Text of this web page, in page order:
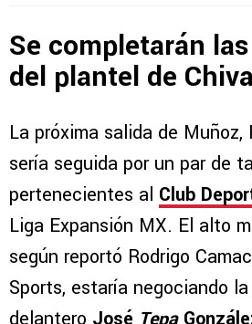
Se completarán
del plantel de
La próxima salida de Muñoz,
sería seguida por un par de
pertenecientes al Club
Liga Expansión MX. El alto
según reportó Rodrigo
Sports, estaría negociando